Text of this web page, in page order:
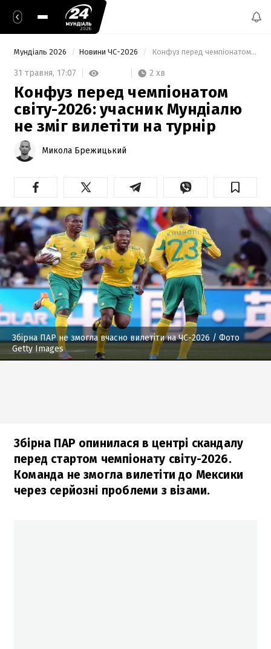
Мундіаль 2026 Новини ЧС-2026 Конфуз перед чемпіонатом світу-2026: учасник Мундіалю не зміг вилетіти на турнір
31 травня, 17:07 2 хв
Конфуз перед чемпіонатом
світу-2026: учасник Мундіалю
не зміг вилетіти на турнір
Микола Брежицький
Збірна ПАР не змогла вчасно вилетіти на ЧС-2026/ Фото
Getty Images
Збірна ПАР опинилася в центрі скандалу
перед стартом чемпіонату світу-2026.
Команда не змогла вилетіти до Мексики
через серйозні проблеми з візами.